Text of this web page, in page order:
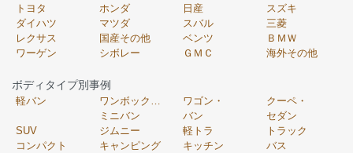
トヨタ ホンダ 日産
スズキ
ダイハツ
マツダ スバル
三菱
レクサス
国産その他 ベンツ
ＢＭＷ
ワーゲン
シボレー ＧＭＣ 海外その他
ボディタイプ別事例
軽バン
ワンボックス・
ミニバン
ワゴン・
バン
クーペ・
セダン
SUV
ジムニー 軽トラ
トラック
コンパクト
キャンピング
キッチン
バス